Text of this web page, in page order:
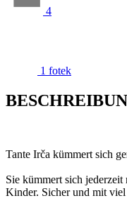
4
1 fotek
Tante Irča kümmert sich
Sie kümmert sich
Kinder. Sicher und mit viel